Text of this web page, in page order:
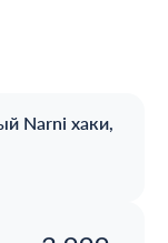
Narni хаки,